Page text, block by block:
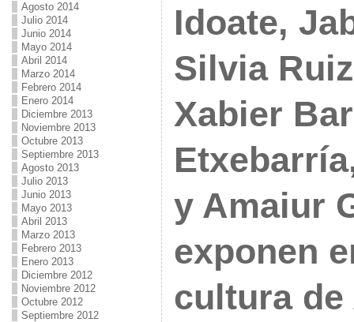
Agosto 2014
Julio 2014
Junio 2014
Mayo 2014
Abril 2014
Marzo 2014
Febrero 2014
Enero 2014
Diciembre 2013
Noviembre 2013
Octubre 2013
Septiembre 2013
Agosto 2013
Julio 2013
Junio 2013
Mayo 2013
Abril 2013
Marzo 2013
Febrero 2013
Enero 2013
Diciembre 2012
Noviembre 2012
Octubre 2012
Septiembre 2012
Idoate,
Silvia
Xabier
y Amaiur
exponen
cultura de